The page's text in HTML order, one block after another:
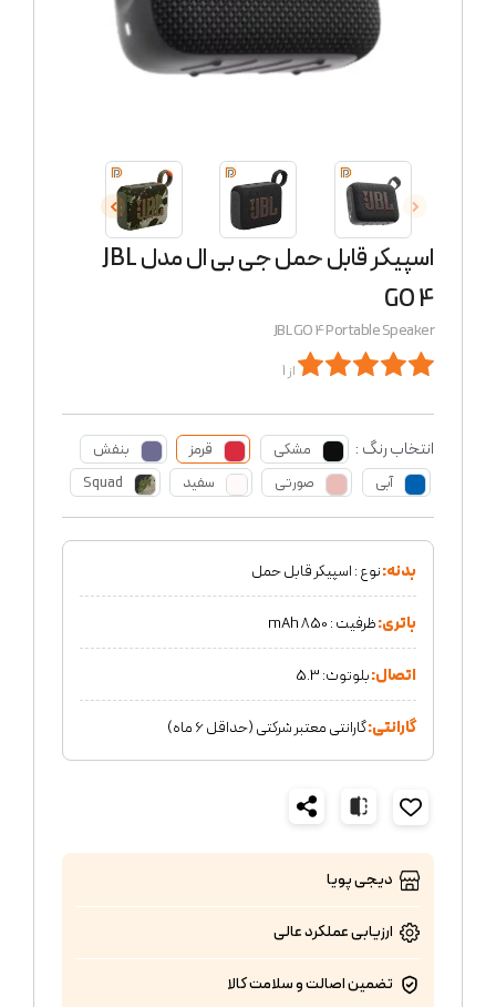
اسپیکر قابل حمل جی بی ال مدل JBL
GO 4
JBL GO 4 Portable Speaker
از 1
انتخاب رنگ : مشکی قرمز
بنفش
آبی
صورتی سفید Squad
بدنه:نوع : اسپیکر قابل حمل
باتری:ظرفیت : 850 mAh
اتصال:بلوتوث: 5.3
گارانتی:گارانتی معتبر شرکتی (حداقل 6 ماه)
دیجی پویا
ارزیابی عملکردعالی
تضمین اصالت و سلامت کالا